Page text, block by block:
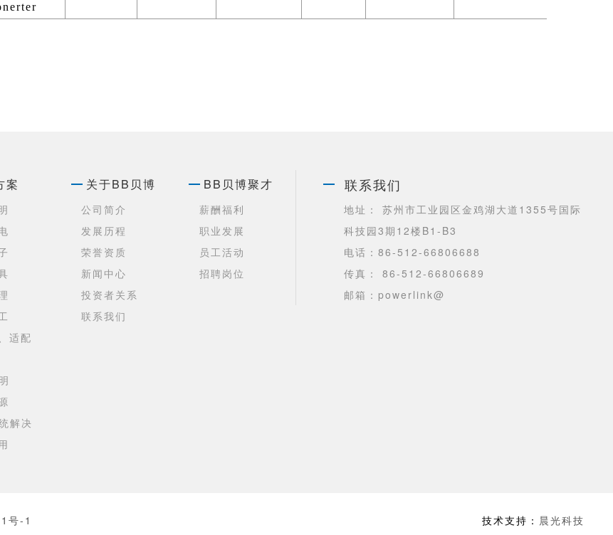
案
适配
解决
关于BB贝博
公司简介
发展历程
荣誉资质
新闻中心
投资者关系
联系我们
BB贝博聚才
薪酬福利
职业发展
员工活动
招聘岗位
联系我们
地址： 苏州市工业园区金鸡湖大道1355号国际
科技园3期12楼B1-B3
电话：86-512-66806688
传真： 86-512-66806689
邮箱：powerlink@
号-1 技术支持： 晨光科技